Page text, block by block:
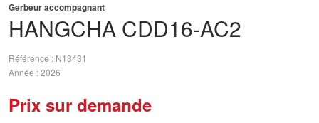
HANGCHA CDD16-AC2
Gerbeur accompagnant
Référence
N13431
Année 2026
Prix sur demande